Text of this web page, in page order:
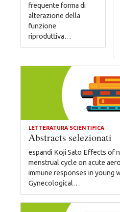
frequente forma di
alterazione della
funzione
riproduttiva…
LETTERATURA SCIENTIFICA
Abstracts selezionati
espandi Koji Sato Effects of
menstrual cycle on acute
immune responses in young
Gynecological…